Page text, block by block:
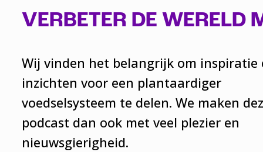
VERBETER DE WERELD
Wij vinden het belangrijk om inspiratie
inzichten voor een plantaardiger
voedselsysteem te delen. We maken
podcast dan ook met veel plezier en
nieuwsgierigheid.